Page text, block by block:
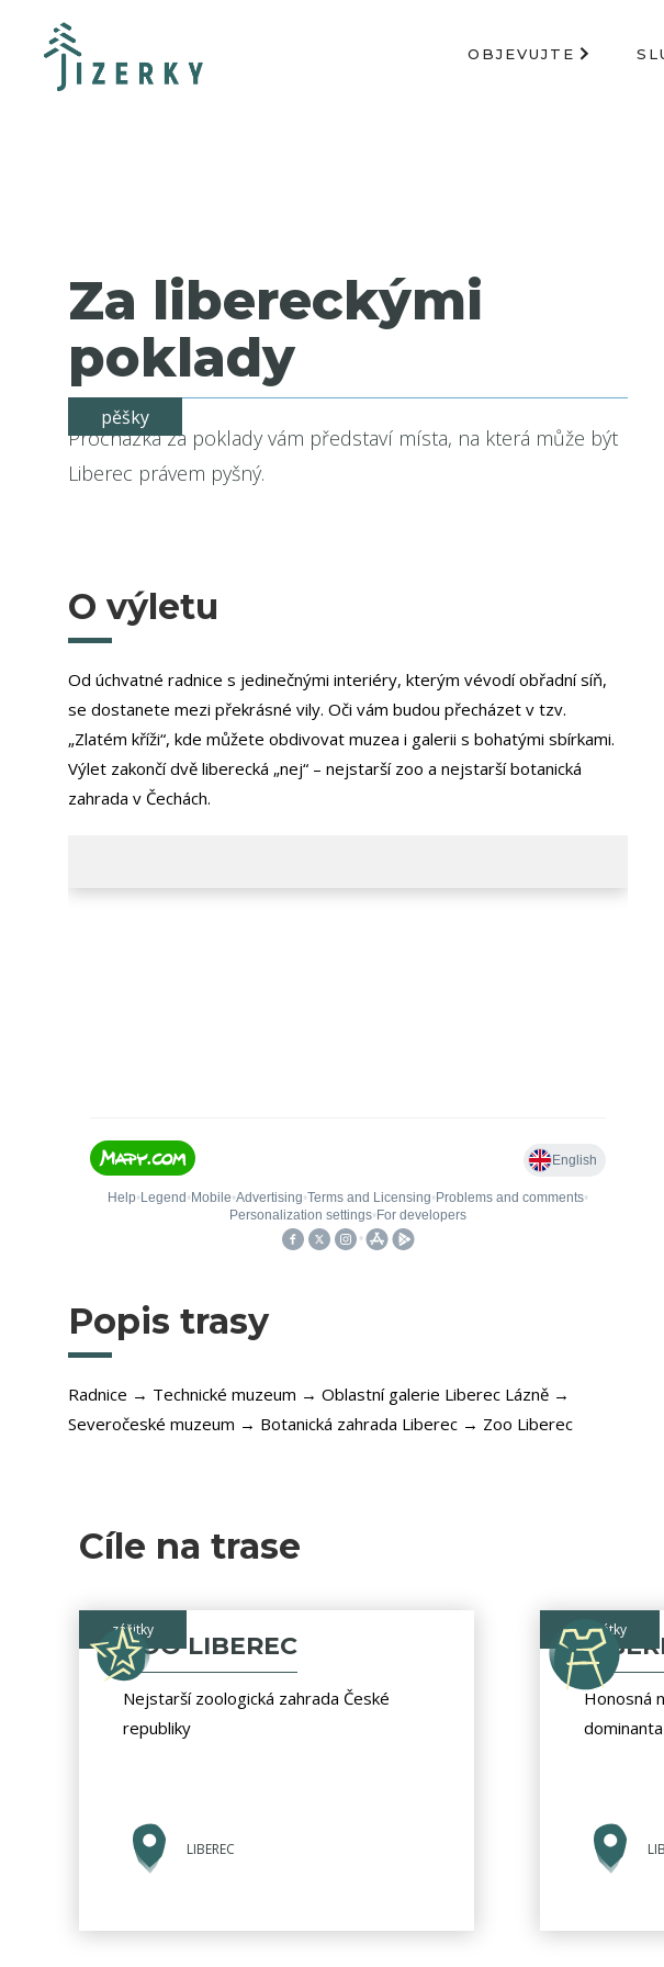
OBJEVUJTE
Za libereckými
poklady
pěšky
Procházka za poklady vám představí místa, na která může být
Liberec právem pyšný.
O výletu
Od úchvatné radnice s jedinečnými interiéry, kterým vévodí obřadní síň,
se dostanete mezi překrásné vily. Oči vám budou přecházet v tzv.
„Zlatém kříži“, kde můžete obdivovat muzea i galerii s bohatými sbírkami.
Výlet zakončí dvě liberecká „nej“ – nejstarší zoo a nejstarší botanická
zahrada v Čechách.
Popis trasy
Radnice → Technické muzeum → Oblastní galerie Liberec Lázně →
Severočeské muzeum → Botanická zahrada Liberec → Zoo Liberec
Cíle na trase
zážitky
ZOO LIBEREC
Nejstarší zoologická zahrada České
republiky
LIBEREC
památky
Honosná